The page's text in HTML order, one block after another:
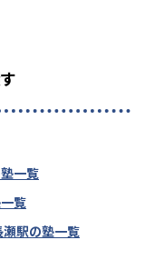
一覧
覧
瀬駅の塾一覧